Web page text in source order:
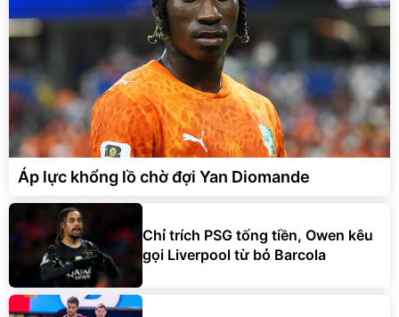
Áp lực khổng lồ chờ đợi Yan Diomande
Chỉ trích PSG tống tiền, Owen kêu
gọi Liverpool từ bỏ Barcola